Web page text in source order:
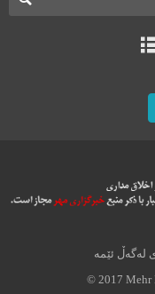
لەگەڵ ئێمە
© 2017 Mehr